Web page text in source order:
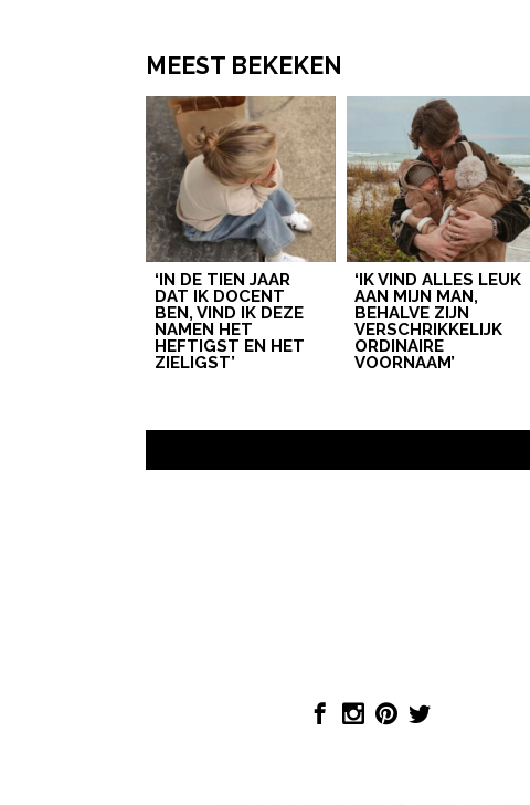
MEEST BEKEKEN
‘IN DE TIEN JAAR
DAT IK DOCENT
BEN, VIND IK DEZE
NAMEN HET
HEFTIGST EN HET
ZIELIGST’
‘IK VIND ALLES LEUK
AAN MIJN MAN,
BEHALVE ZIJN
VERSCHRIKKELIJK
ORDINAIRE
VOORNAAM’